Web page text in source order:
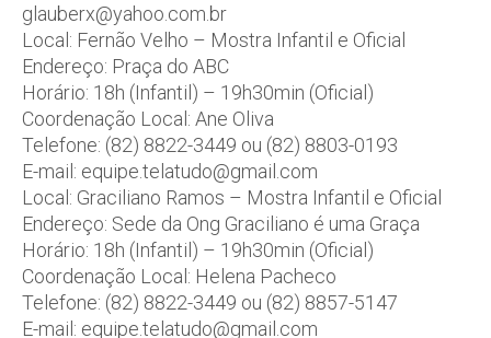
glauberx@yahoo.com.br
Local: Fernão Velho – Mostra Infantil e Oficial
Endereço: Praça do ABC
Horário: 18h (Infantil) – 19h30min (Oficial)
Coordenação Local: Ane Oliva
Telefone: (82) 8822-3449 ou (82) 8803-0193
E-mail: equipe.telatudo@gmail.com
Local: Graciliano Ramos – Mostra Infantil e Oficial
Endereço: Sede da Ong Graciliano é uma Graça
Horário: 18h (Infantil) – 19h30min (Oficial)
Coordenação Local: Helena Pacheco
Telefone: (82) 8822-3449 ou (82) 8857-5147
E-mail: equipe.telatudo@gmail.com